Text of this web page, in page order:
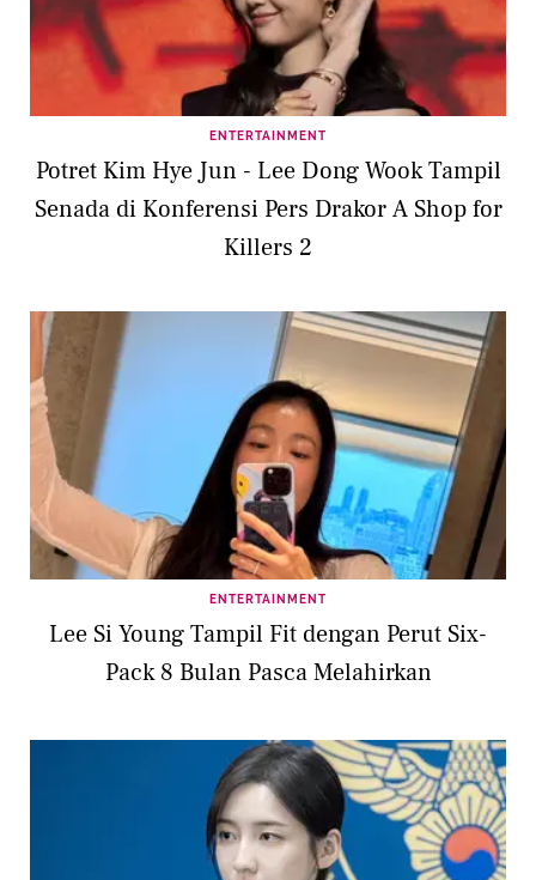
ENTERTAINMENT
Potret Kim Hye Jun - Lee Dong Wook Tampil
Senada di Konferensi Pers Drakor A Shop for
Killers 2
ENTERTAINMENT
Lee Si Young Tampil Fit dengan Perut Six-
Pack 8 Bulan Pasca Melahirkan